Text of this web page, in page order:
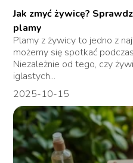
Jak zmyć żywicę?
plamy
Plamy z żywicy to jedno z
możemy się spotkać
Niezależnie od tego, czy
iglastych...
2025-10-15